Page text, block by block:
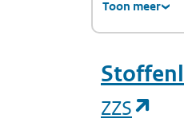
Toon meer
ZZS